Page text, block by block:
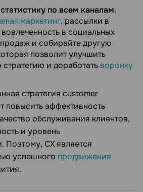
по всем каналам.
маркетинг, рассылки в
в социальных
и собирайте другую
позволит улучшить
и доработать воронку
стратегия customer
повысить эффективность
обслуживания клиентов,
и уровень
Поэтому, CX является
успешного продвижения